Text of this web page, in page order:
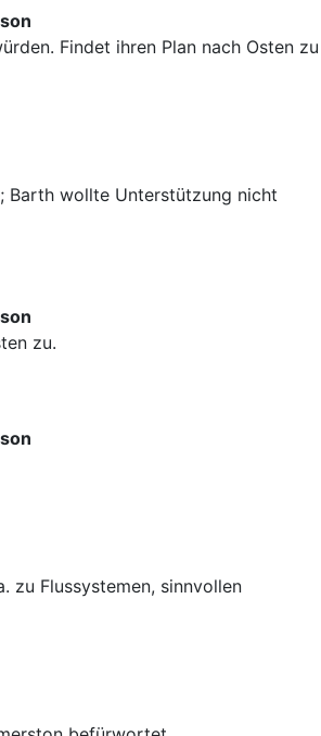
Findet ihren Plan nach Osten zu
Barth wollte Unterstützung nicht
zu.
zu Flussystemen, sinnvollen